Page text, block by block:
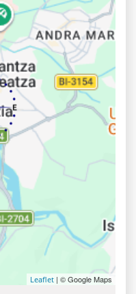
Leaflet | © Google Maps